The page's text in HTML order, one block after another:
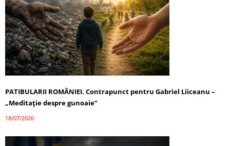
PATIBULARII ROMÂNIEI. Contrapunct pentru Gabriel Liiceanu –
„Meditație despre gunoaie”
18/07/2026